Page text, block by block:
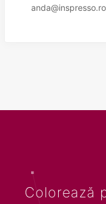
anda@inspresso.ro
Colorează